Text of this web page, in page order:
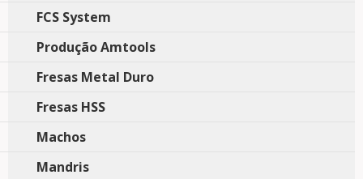
FCS System
Produção Amtools
Fresas Metal Duro
Fresas HSS
Machos
Mandris